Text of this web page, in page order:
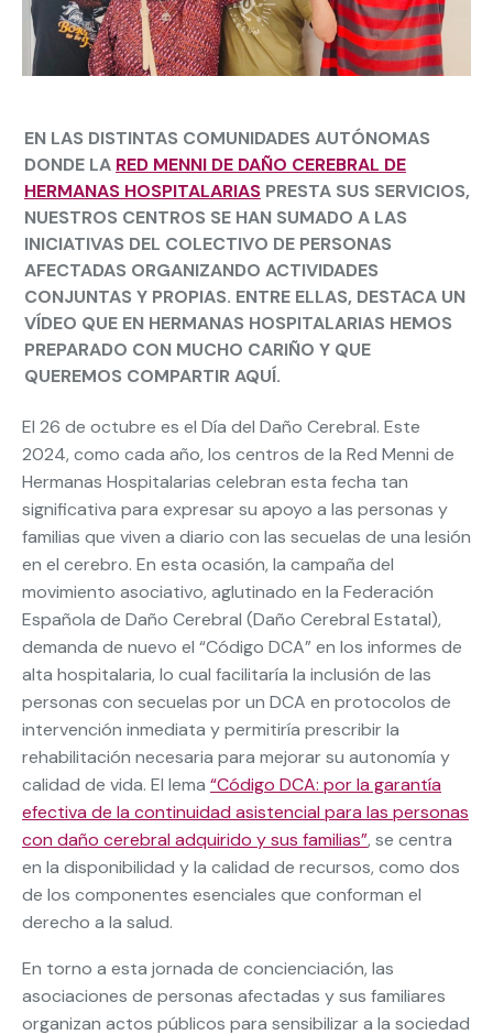
EN LAS DISTINTAS COMUNIDADES AUTÓNOMAS
DONDE LA RED MENNI DE DAÑO CEREBRAL DE
HERMANAS HOSPITALARIAS PRESTA SUS SERVICIOS,
NUESTROS CENTROS SE HAN SUMADO A LAS
INICIATIVAS DEL COLECTIVO DE PERSONAS
AFECTADAS ORGANIZANDO ACTIVIDADES
CONJUNTAS Y PROPIAS. ENTRE ELLAS, DESTACA UN
VÍDEO QUE EN HERMANAS HOSPITALARIAS HEMOS
PREPARADO CON MUCHO CARIÑO Y QUE
QUEREMOS COMPARTIR AQUÍ.
El 26 de octubre es el Día del Daño Cerebral. Este
2024, como cada año, los centros de la Red Menni de
Hermanas Hospitalarias celebran esta fecha tan
significativa para expresar su apoyo a las personas y
familias que viven a diario con las secuelas de una lesión
en el cerebro. En esta ocasión, la campaña del
movimiento asociativo, aglutinado en la Federación
Española de Daño Cerebral (Daño Cerebral Estatal),
demanda de nuevo el “Código DCA” en los informes de
alta hospitalaria, lo cual facilitaría la inclusión de las
personas con secuelas por un DCA en protocolos de
intervención inmediata y permitiría prescribir la
rehabilitación necesaria para mejorar su autonomía y
calidad de vida. El lema “Código DCA: por la garantía
efectiva de la continuidad asistencial para las personas
con daño cerebral adquirido y sus familias”, se centra
en la disponibilidad y la calidad de recursos, como dos
de los componentes esenciales que conforman el
derecho a la salud.
En torno a esta jornada de concienciación, las
asociaciones de personas afectadas y sus familiares
organizan actos públicos para sensibilizar a la sociedad